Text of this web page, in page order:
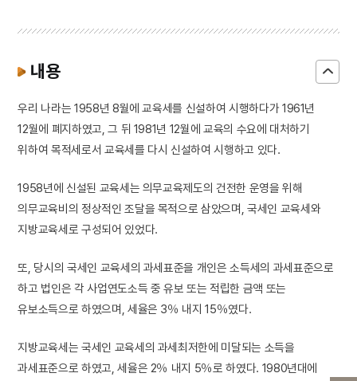
내용
우리 나라는 1958년 8월에 교육세를 신설하여 시행하다가 1961년
12월에 폐지하였고, 그 뒤 1981년 12월에 교육의 수요에 대처하기
위하여 목적세로서 교육세를 다시 신설하여 시행하고 있다.
1958년에 신설된 교육세는 의무교육제도의 건전한 운영을 위해
의무교육비의 정상적인 조달을 목적으로 삼았으며, 국세인 교육세와
지방교육세로 구성되어 있었다.
또, 당시의 국세인 교육세의 과세표준을 개인은 소득세의 과세표준으로
하고 법인은 각 사업연도소득 중 유보 또는 적립한 금액 또는
유보소득으로 하였으며, 세율은 3％ 내지 15％였다.
지방교육세는 국세인 교육세의 과세최저한에 미달되는 소득을
과세표준으로 하였고, 세율은 2％ 내지 5％로 하였다. 1980년대에